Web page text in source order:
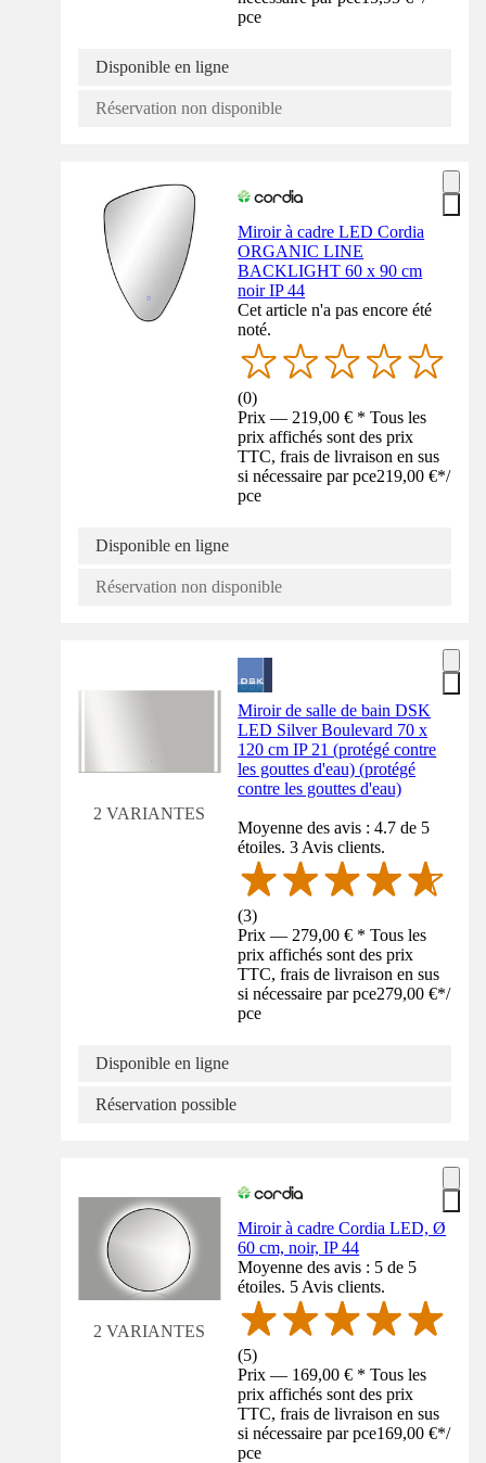
pce
Disponible en ligne
Réservation non disponible
Miroir à cadre LED Cordia
ORGANIC LINE
BACKLIGHT 60 x 90 cm
noir IP 44
Cet article n'a pas encore été
noté.
(0)
Prix — 219,00 € * Tous les
prix affichés sont des prix
TTC, frais de livraison en sus
si nécessaire par pce219,00 €*/
pce
Disponible en ligne
Réservation non disponible
2 VARIANTES
Miroir de salle de bain DSK
LED Silver Boulevard 70 x
120 cm IP 21 (protégé contre
les gouttes d'eau) (protégé
contre les gouttes d'eau)
Moyenne des avis : 4.7 de 5
étoiles. 3 Avis clients.
(3)
Prix — 279,00 € * Tous les
prix affichés sont des prix
TTC, frais de livraison en sus
si nécessaire par pce279,00 €*/
pce
Disponible en ligne
Réservation possible
2 VARIANTES
Miroir à cadre Cordia LED, Ø
60 cm, noir, IP 44
Moyenne des avis : 5 de 5
étoiles. 5 Avis clients.
(5)
Prix — 169,00 € * Tous les
prix affichés sont des prix
TTC, frais de livraison en sus
si nécessaire par pce169,00 €*/
pce